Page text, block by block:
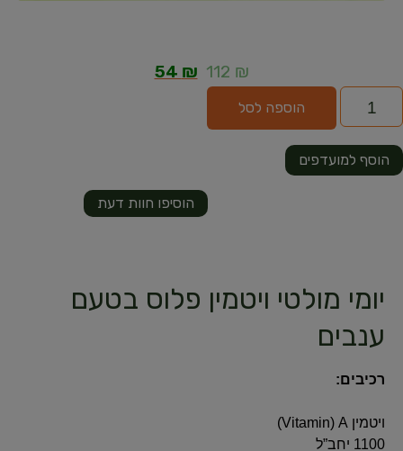
112 ₪
54 ₪
הוספה לסל
הוסיפו חוות דעת
הוסף למועדפים
יומי מולטי ויטמין פלוס בטעם
ענבים
רכיבים:
ויטמין A‏ (Vitamin)‏
1100 יחב”ל